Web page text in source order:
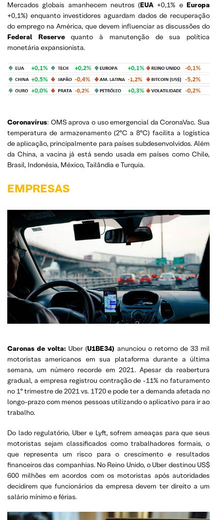
Mercados globais amanhecem neutros (EUA +0,1% e Europa
+0,1%) enquanto investidores aguardam dados de recuperação
do emprego na América, que devem influenciar as discussões do
Federal Reservequanto à manutenção de sua política
monetária expansionista.
Coronavírus: OMS aprova o uso emergencial da CoronaVac. Sua
temperatura de armazenamento (2ºC a 8ºC) facilita a logística
de aplicação, principalmente para países subdesenvolvidos. Além
da China, a vacina já está sendo usada em países como Chile,
Brasil, Indonésia, México, Tailândia e Turquia.
EMPRESAS
Caronas de volta: Uber (U1BE34) anunciou o retorno de 33 mil
motoristas americanos em sua plataforma durante a última
semana, um número recorde em 2021. Apesar da reabertura
gradual, a empresa registrou contração de -11% no faturamento
no 1º trimestre de 2021 vs. 1T20 e pode ter a demanda afetada no
longo-prazo com menos pessoas utilizando o aplicativo para ir ao
trabalho.
Do lado regulatório, Uber e Lyft, sofrem ameaças para que seus
motoristas sejam classificados como trabalhadores formais, o
que representa um risco para o crescimento e resultados
financeiros das companhias. No Reino Unido, o Uber destinou US$
600 milhões em acordos com os motoristas após autoridades
decidirem que funcionários da empresa devem ter direito a um
salário mínimo e férias.